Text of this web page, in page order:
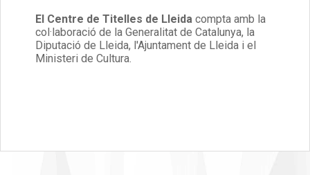
El Centre de Titelles de Lleida compta amb la
col·laboració de la Generalitat de Catalunya, la
Diputació de Lleida, l'Ajuntament de Lleida i el
Ministeri de Cultura.